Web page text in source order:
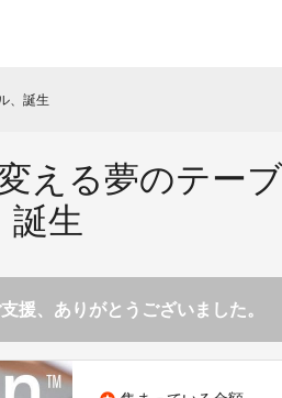
、誕生
える夢のテー
誕生
援、ありがとうございました。